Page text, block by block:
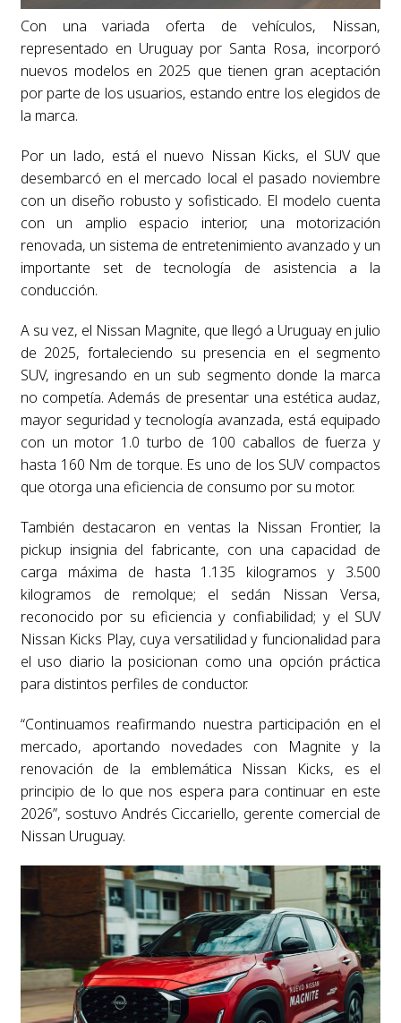
Con una variada oferta de vehículos, Nissan,
representado en Uruguay por Santa Rosa, incorporó
nuevos modelos en 2025 que tienen gran aceptación
por parte de los usuarios, estando entre los elegidos de
la marca.
Por un lado, está el nuevo Nissan Kicks, el SUV que
desembarcó en el mercado local el pasado noviembre
con un diseño robusto y sofisticado. El modelo cuenta
con un amplio espacio interior, una motorización
renovada, un sistema de entretenimiento avanzado y un
importante set de tecnología de asistencia a la
conducción.
A su vez, el Nissan Magnite, que llegó a Uruguay en julio
de 2025, fortaleciendo su presencia en el segmento
SUV, ingresando en un sub segmento donde la marca
no competía. Además de presentar una estética audaz,
mayor seguridad y tecnología avanzada, está equipado
con un motor 1.0 turbo de 100 caballos de fuerza y
hasta 160 Nm de torque. Es uno de los SUV compactos
que otorga una eficiencia de consumo por su motor.
También destacaron en ventas la Nissan Frontier, la
pickup insignia del fabricante, con una capacidad de
carga máxima de hasta 1.135 kilogramos y 3.500
kilogramos de remolque; el sedán Nissan Versa,
reconocido por su eficiencia y confiabilidad; y el SUV
Nissan Kicks Play, cuya versatilidad y funcionalidad para
el uso diario la posicionan como una opción práctica
para distintos perfiles de conductor.
“Continuamos reafirmando nuestra participación en el
mercado, aportando novedades con Magnite y la
renovación de la emblemática Nissan Kicks, es el
principio de lo que nos espera para continuar en este
2026”, sostuvo Andrés Ciccariello, gerente comercial de
Nissan Uruguay.